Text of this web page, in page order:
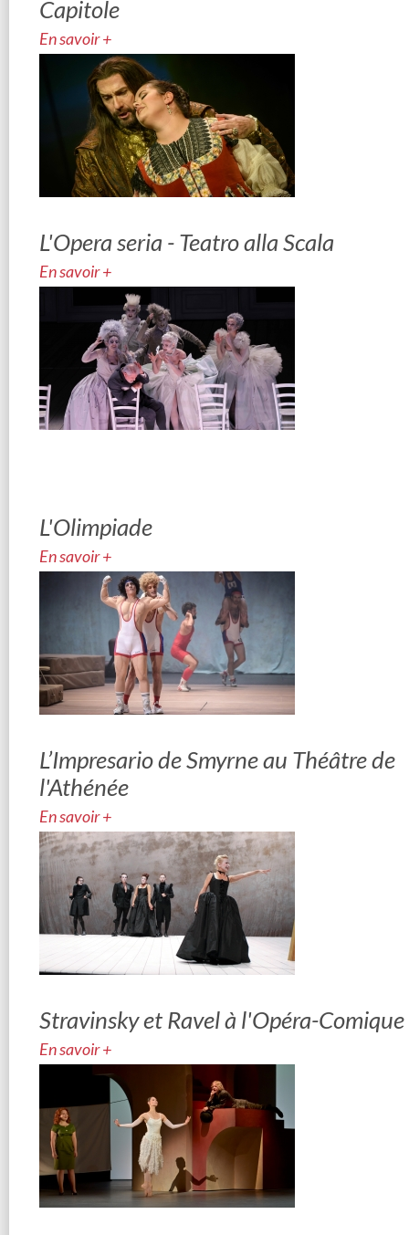
Capitole
En savoir +
L'Opera seria - Teatro alla Scala
En savoir +
L'Olimpiade
En savoir +
L’Impresario de Smyrne au Théâtre de
l'Athénée
En savoir +
Stravinsky et Ravel à l'Opéra-Comique
En savoir +